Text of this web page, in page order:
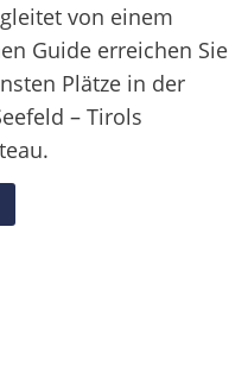
von einem
Guide erreichen Sie
Plätze in der
– Tirols